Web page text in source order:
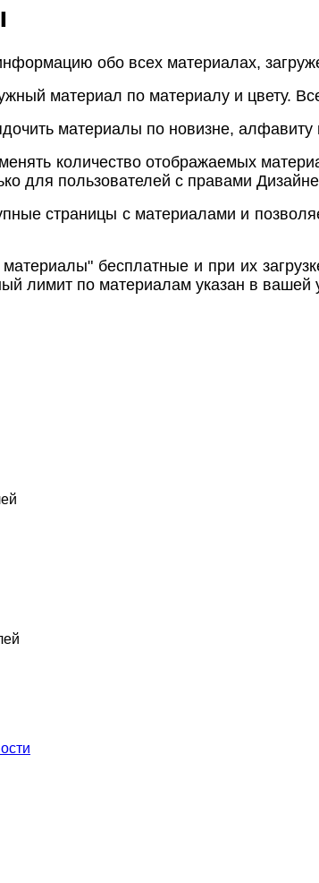
обо всех материалах,
материал по материалу и цвету.
материалы по новизне, алфавиту
количество отображаемых
для пользователей с правами
страницы с материалами и
бесплатные и при их
лимит по материалам указан в вашей